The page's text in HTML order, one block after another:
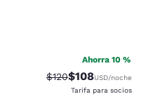
Bueno. 826 reseñas
Ahorra 10 %
Precio tachado:
$120Precio con
$108USD/noche
Tarifa para socios